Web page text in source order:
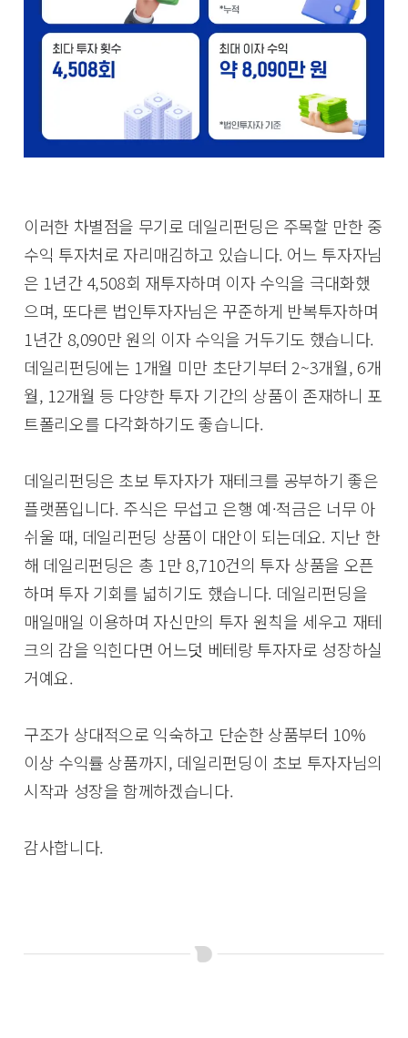
이러한 차별점을 무기로 데일리펀딩은 주목할 만한 중
수익 투자처로 자리매김하고 있습니다. 어느 투자자님
은 1년간 4,508회 재투자하며 이자 수익을 극대화했
으며, 또다른 법인투자자님은 꾸준하게 반복투자하며
1년간 8,090만 원의 이자 수익을 거두기도 했습니다.
데일리펀딩에는 1개월 미만 초단기부터 2~3개월, 6개
월, 12개월 등 다양한 투자 기간의 상품이 존재하니 포
트폴리오를 다각화하기도 좋습니다.
데일리펀딩은 초보 투자자가 재테크를 공부하기 좋은
플랫폼입니다. 주식은 무섭고 은행 예·적금은 너무 아
쉬울 때, 데일리펀딩 상품이 대안이 되는데요. 지난 한
해 데일리펀딩은 총 1만 8,710건의 투자 상품을 오픈
하며 투자 기회를 넓히기도 했습니다. 데일리펀딩을
매일매일 이용하며 자신만의 투자 원칙을 세우고 재테
크의 감을 익힌다면 어느덧 베테랑 투자자로 성장하실
거예요.
구조가 상대적으로 익숙하고 단순한 상품부터 10%
이상 수익률 상품까지, 데일리펀딩이 초보 투자자님의
시작과 성장을 함께하겠습니다.
감사합니다.